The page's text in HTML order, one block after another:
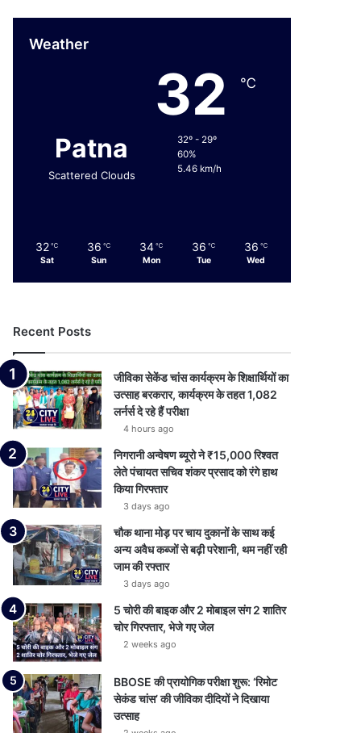
Weather
Patna
Scattered Clouds
32 ℃
32º - 29º
60%
5.46 km/h
32 ℃
Sat
36 ℃
Sun
34 ℃
Mon
36 ℃
Tue
36 ℃
Wed
Recent Posts
जीविका सेकेंड चांस कार्यक्रम के शिक्षार्थियों का
उत्साह बरकरार, कार्यक्रम के तहत 1,082
लर्नर्स दे रहे हैं परीक्षा
4 hours ago
निगरानी अन्वेषण ब्यूरो ने ₹15,000 रिश्वत
लेते पंचायत सचिव शंकर प्रसाद को रंगे हाथ
किया गिरफ्तार
3 days ago
चौक थाना मोड़ पर चाय दुकानों के साथ कई
अन्य अवैध कब्जों से बढ़ी परेशानी, थम नहीं रही
जाम की रफ्तार
3 days ago
5 चोरी की बाइक और 2 मोबाइल संग 2 शातिर
चोर गिरफ्तार, भेजे गए जेल
2 weeks ago
BBOSE की प्रायोगिक परीक्षा शुरू: ‘रिमोट
सेकंड चांस’ की जीविका दीदियों ने दिखाया
उत्साह